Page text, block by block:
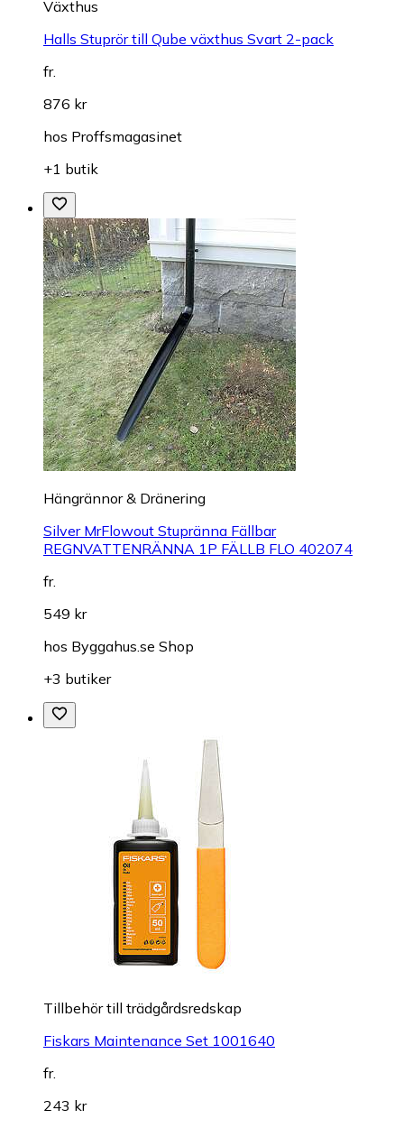
Växthus
Halls Stuprör till Qube växthus Svart 2-pack
fr.
876 kr
hos Proffsmagasinet
+1 butik
Hängrännor & Dränering
Silver MrFlowout Stupränna Fällbar
REGNVATTENRÄNNA 1P FÄLLB FLO 402074
fr.
549 kr
hos Byggahus.se Shop
+3 butiker
Tillbehör till trädgårdsredskap
Fiskars Maintenance Set 1001640
fr.
243 kr